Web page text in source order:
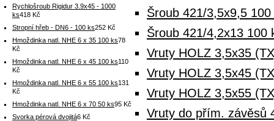
Šroub 421/3,5x9,5
Šroub 421/4,2x13 100
Vruty HOLZ 3,5x35
Vruty HOLZ 3,5x45
Vruty HOLZ 3,5x55
Vruty do přím. závěsů
Rychlošroub Rigidur 3.9x45 - 1000
ks418 Kč
Stropní hřeb - DN6 - 100 ks252 Kč
Hmoždinka natl. NHE 6 x 35 100 ks78
Kč
Hmoždinka natl. NHE 6 x 45 100 ks110
Kč
Hmoždinka natl. NHE 6 x 55 100 ks131
Kč
Hmoždinka natl. NHE 6 x 70 50 ks95 Kč
Svorka pérová dvojitá6 Kč